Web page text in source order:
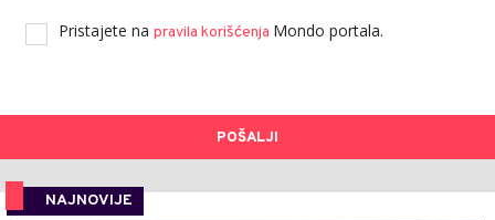
Pristajete na pravila korišćenja Mondo portala.
POŠALJI
NAJNOVIJE